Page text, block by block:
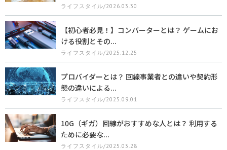
ライフスタイル/2026.03.30
【初心者必見！】コンバーターとは？ ゲームにお
ける役割とその...
ライフスタイル/2025.12.25
プロバイダーとは？ 回線事業者との違いや契約形
態の違いによる...
ライフスタイル/2025.09.01
10G（ギガ）回線がおすすめな人とは？ 利用する
ために必要な...
ライフスタイル/2025.03.28